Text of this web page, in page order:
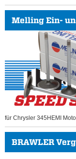
Melling Ein-
für Chrysler 345HEMI
BRAWLER